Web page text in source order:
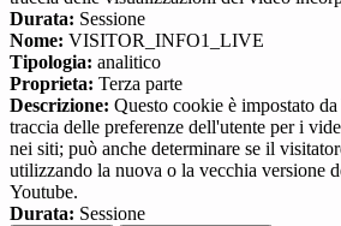
Durata: Sessione
Nome: VISITOR_INFO1_LIVE
Tipologia: analitico
Proprieta: Terza parte
Descrizione: Questo cookie è impostato
traccia delle preferenze dell'utente per i
nei siti; può anche determinare se il
utilizzando la nuova o la vecchia versione
Youtube.
Durata: Sessione